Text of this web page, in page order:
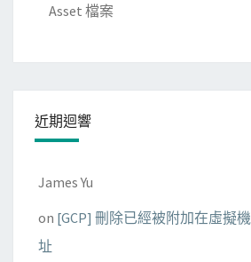
Asset 檔案
近期迴響
James Yu
on [GCP] 刪除已經被附加在虛擬
址